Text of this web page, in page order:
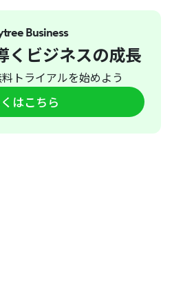
Business
くビジネスの成長
トライアルを始めよう
はこちら